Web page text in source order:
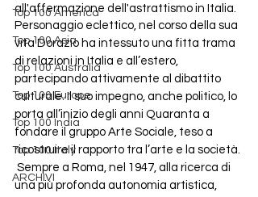
Top 100 America
Top 100 Asia
Top 100 Australia
Top 100 Europe
Top 100 India
Top 100 Italy
ARCHIVI
all'affermazione dell'astrattismo in Italia.
Personaggio eclettico, nel corso della sua
vita Dorazio ha intessuto una fitta trama
di relazioni in Italia e all’estero,
partecipando attivamente al dibattito
culturale. Il suo impegno, anche politico, lo
porta all’inizio degli anni Quaranta a
fondare il gruppo Arte Sociale, teso a
ricostruire il rapporto tra l’arte e la società.
Sempre a Roma, nel 1947, alla ricerca di
una più profonda autonomia artistica,